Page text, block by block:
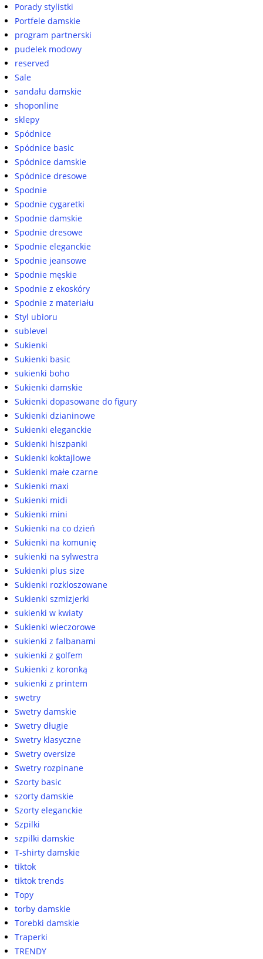
Porady stylistki
Portfele damskie
program partnerski
pudelek modowy
reserved
Sale
sandału damskie
shoponline
sklepy
Spódnice
Spódnice basic
Spódnice damskie
Spódnice dresowe
Spodnie
Spodnie cygaretki
Spodnie damskie
Spodnie dresowe
Spodnie eleganckie
Spodnie jeansowe
Spodnie męskie
Spodnie z ekoskóry
Spodnie z materiału
Styl ubioru
sublevel
Sukienki
Sukienki basic
sukienki boho
Sukienki damskie
Sukienki dopasowane do figury
Sukienki dzianinowe
Sukienki eleganckie
Sukienki hiszpanki
Sukienki koktajlowe
Sukienki małe czarne
Sukienki maxi
Sukienki midi
Sukienki mini
Sukienki na co dzień
Sukienki na komunię
sukienki na sylwestra
Sukienki plus size
Sukienki rozkloszowane
Sukienki szmizjerki
sukienki w kwiaty
Sukienki wieczorowe
sukienki z falbanami
sukienki z golfem
Sukienki z koronką
sukienki z printem
swetry
Swetry damskie
Swetry długie
Swetry klasyczne
Swetry oversize
Swetry rozpinane
Szorty basic
szorty damskie
Szorty eleganckie
Szpilki
szpilki damskie
T-shirty damskie
tiktok
tiktok trends
Topy
torby damskie
Torebki damskie
Traperki
TRENDY